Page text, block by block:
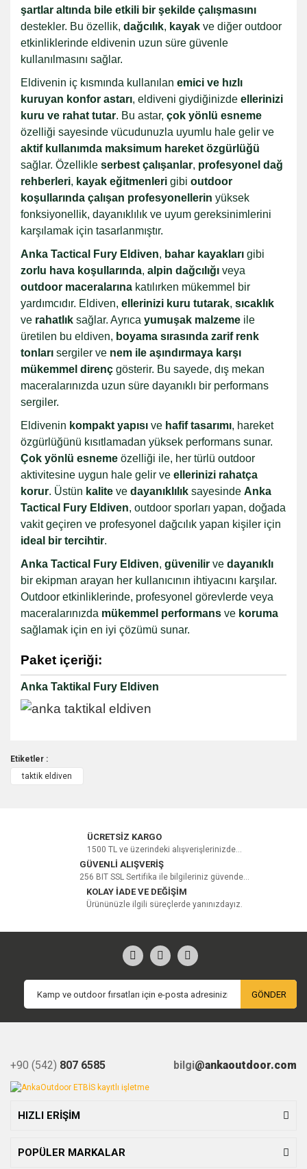
şartlar altında bile etkili bir şekilde çalışmasını
destekler. Bu özellik, dağcılık, kayak ve diğer outdoor
etkinliklerinde eldivenin uzun süre güvenle
kullanılmasını sağlar.
Eldivenin iç kısmında kullanılan emici ve hızlı
kuruyan konfor astarı, eldiveni giydiğinizde ellerinizi
kuru ve rahat tutar. Bu astar, çok yönlü esneme
özelliği sayesinde vücudunuzla uyumlu hale gelir ve
aktif kullanımda maksimum hareket özgürlüğü
sağlar. Özellikle serbest çalışanlar, profesyonel dağ
rehberleri, kayak eğitmenleri gibi outdoor
koşullarında çalışan profesyonellerin yüksek
fonksiyonellik, dayanıklılık ve uyum gereksinimlerini
karşılamak için tasarlanmıştır.
Anka Tactical Fury Eldiven, bahar kayakları gibi
zorlu hava koşullarında, alpin dağcılığı veya
outdoor maceralarına katılırken mükemmel bir
yardımcıdır. Eldiven, ellerinizi kuru tutarak, sıcaklık
ve rahatlık sağlar. Ayrıca yumuşak malzeme ile
üretilen bu eldiven, boyama sırasında zarif renk
tonları sergiler ve nem ile aşındırmaya karşı
mükemmel direnç gösterir. Bu sayede, dış mekan
maceralarınızda uzun süre dayanıklı bir performans
sergiler.
Eldivenin kompakt yapısı ve hafif tasarımı, hareket
özgürlüğünü kısıtlamadan yüksek performans sunar.
Çok yönlü esneme özelliği ile, her türlü outdoor
aktivitesine uygun hale gelir ve ellerinizi rahatça
korur. Üstün kalite ve dayanıklılık sayesinde Anka
Tactical Fury Eldiven, outdoor sporları yapan, doğada
vakit geçiren ve profesyonel dağcılık yapan kişiler için
ideal bir tercihtir.
Anka Tactical Fury Eldiven, güvenilir ve dayanıklı
bir ekipman arayan her kullanıcının ihtiyacını karşılar.
Outdoor etkinliklerinde, profesyonel görevlerde veya
maceralarınızda mükemmel performans ve koruma
sağlamak için en iyi çözümü sunar.
Paket içeriği:
Anka Taktikal Fury Eldiven
Etiketler :
taktik eldiven
ÜCRETSİZ KARGO
1500 TL ve üzerindeki alışverişlerinizde...
GÜVENLİ ALIŞVERİŞ
256 BIT SSL Sertifika ile bilgileriniz güvende...
KOLAY İADE VE DEĞİŞİM
Ürününüzle ilgili süreçlerde yanınızdayız.
GÖNDER
+90 (542) 807 6585 bilgi@ankaoutdoor.com
HIZLI ERİŞİM
POPÜLER MARKALAR